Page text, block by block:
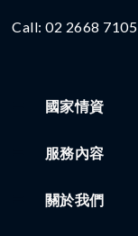
Call: 02 2668 7105
國家情資
服務內容
關於我們